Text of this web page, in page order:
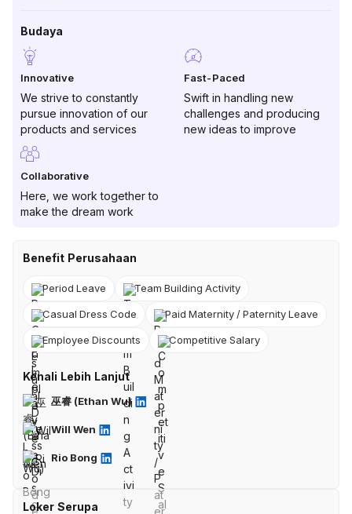
Budaya
Innovative
We strive to constantly
pursue innovation of our
products and services
Fast-Paced
Swift in handling new
challenges and producing
new ideas to improve
Collaborative
Here, we work together to
make the dream work
Benefit Perusahaan
Period Leave Team Building Activity
Casual Dress Code Paid Maternity / Paternity Leave
Employee Discounts Competitive Salary
Kenali Lebih Lanjut
巫睿 (Ethan Wu)
Will Wen
Rio Bong
Loker Serupa